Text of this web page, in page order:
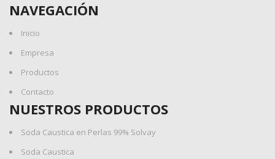
NAVEGACIÓN
Inicio
Empresa
Productos
Contacto
NUESTROS PRODUCTOS
Soda Caustica en Perlas 99% Solvay
Soda Caustica